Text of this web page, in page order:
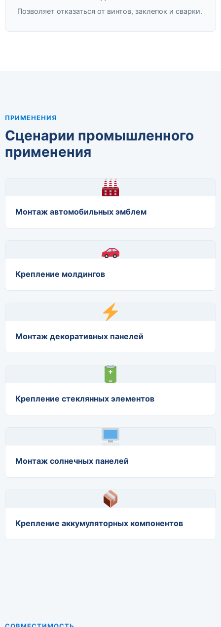
Позволяет отказаться от винтов, заклепок и сварки.
ПРИМЕНЕНИЯ
Сценарии промышленного
применения
Монтаж автомобильных эмблем
Крепление молдингов
Монтаж декоративных панелей
Крепление стеклянных элементов
Монтаж солнечных панелей
Крепление аккумуляторных компонентов